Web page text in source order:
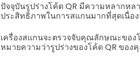
ปัจจุบันรูปร่างโค้ด QR มีความหลากหล
ประสิทธิภาพในการสแกนมากที่สุดเนื่อ
เครื่องสแกนจะตรวจจับคุณลักษณะของ
หมายความว่ารูปร่างของโค้ด QR ของ